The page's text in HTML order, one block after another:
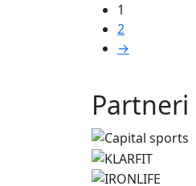
1
2
→
Partneri